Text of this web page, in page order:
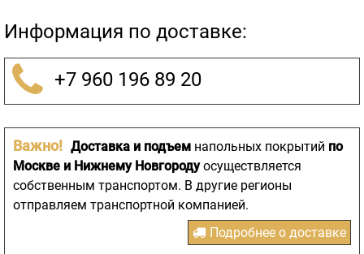
Информация по доставке:
+7 960 196 89 20
Важно! Доставка и подъем напольных покрытий по
Москве и Нижнему Новгородуосуществляется
собственным транспортом. В другие регионы
отправляем транспортной компанией.
Подробнее о доставке